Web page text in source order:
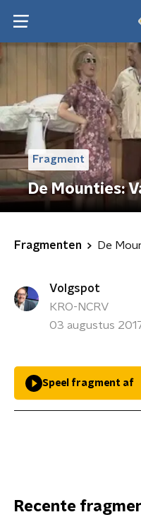
Fragment
De Mounties:
Fragmenten De
Volgspot
KRO-NCRV
03 augustus
Speel fragment af
Recente